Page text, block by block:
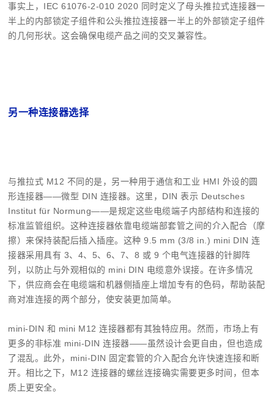
事实上，IEC 61076-2-010 2020 同时定义了母头推拉式连接器一
半上的内部锁定子组件和公头推拉连接器一半上的外部锁定子组件
的几何形状。这会确保电缆产品之间的交叉兼容性。
另一种连接器选择
与推拉式 M12 不同的是，另一种用于通信和工业 HMI 外设的圆
形连接器——微型 DIN 连接器。这里，DIN 表示 Deutsches
Institut für Normung——是规定这些电缆端子内部结构和连接的
标准监管组织。这种连接器依靠电缆端部套管之间的介入配合（摩
擦）来保持装配后插入插座。这种 9.5 mm (3/8 in.) mini DIN 连
接器采用具有 3、4、5、6、7、8 或 9 个电气连接器的针脚阵
列，以防止与外观相似的 mini DIN 电缆意外误接。在许多情况
下，供应商会在电缆端和机器侧插座上增加专有的色码，帮助装配
商对准连接的两个部分，使安装更加简单。
mini-DIN 和 mini M12 连接器都有其独特应用。然而，市场上有
更多的非标准 mini-DIN 连接器——虽然设计会更自由，但也造成
了混乱。此外，mini-DIN 固定套管的介入配合允许快速连接和断
开。相比之下，M12 连接器的螺丝连接确实需要更多时间，但本
质上更安全。